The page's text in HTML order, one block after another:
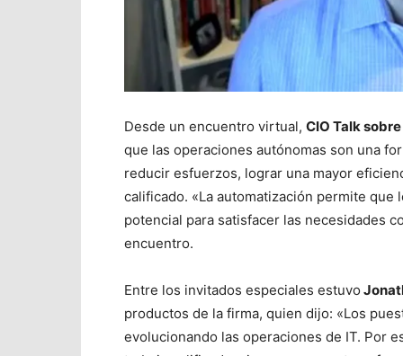
Desde un encuentro virtual, CIO Talk
que las operaciones autónomas son una
reducir esfuerzos, lograr una mayor
calificado. «La automatización permite
potencial para satisfacer las necesidades
encuentro.
Entre los invitados especiales estuvo
productos de la firma, quien dijo: «Los
evolucionando las operaciones de IT. Por